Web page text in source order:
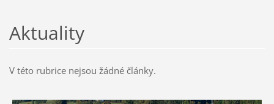
Aktuality
V této rubrice nejsou žádné články.